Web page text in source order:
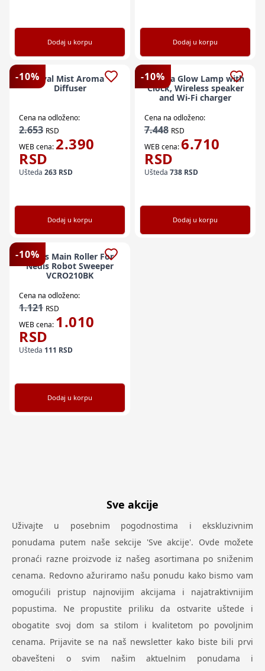
Dodaj u korpu Dodaj u korpu
-10%Oval Mist Aroma
Diffuser
Cena na odloženo:
2.653 RSD
WEB cena: 2.390
RSD
Ušteda 263 RSD
Dodaj u korpu
-10%
Aurora Glow Lamp with
Clock, Wireless speaker
and Wi-Fi charger
Cena na odloženo:
7.448 RSD
WEB cena:6.710
RSD
Ušteda 738 RSD
Dodaj u korpu
-10%
Nedis Main Roller For
Nedis Robot Sweeper
VCRO210BK
Cena na odloženo:
1.121 RSD
WEB cena: 1.010
RSD
Ušteda 111 RSD
Dodaj u korpu
Sve akcije
Uživajte u posebnim pogodnostima i ekskluzivnim
ponudama putem naše sekcije 'Sve akcije'. Ovde možete
pronaći razne proizvode iz našeg asortimana po sniženim
cenama. Redovno ažuriramo našu ponudu kako bismo vam
omogućili pristup najnovijim akcijama i najatraktivnijim
popustima. Ne propustite priliku da ostvarite uštede i
obogatite svoj dom sa stilom i kvalitetom po povoljnim
cenama. Prijavite se na naš newsletter kako biste bili prvi
obavešteni o svim našim aktuelnim ponudama i